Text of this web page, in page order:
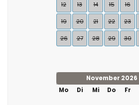
12 13 14 15 16
19 20 21 22 23
26 27 28 29 30
November 2026
Mo
Di Mi Do Fr